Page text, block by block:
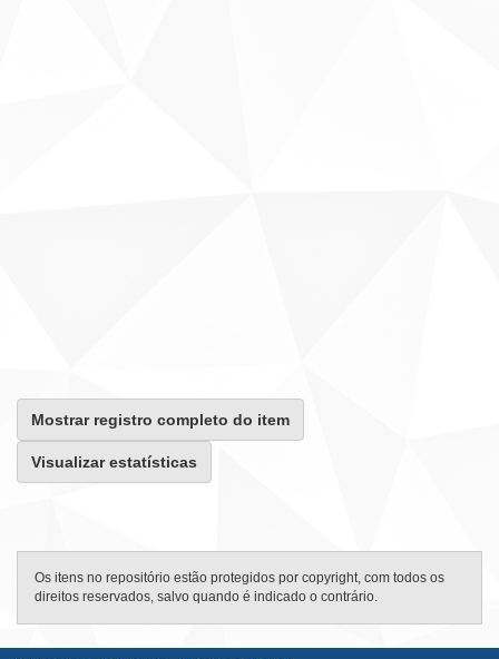
Mostrar registro completo do item
Visualizar estatísticas
Os itens no repositório estão protegidos por copyright, com todos os
direitos reservados, salvo quando é indicado o contrário.